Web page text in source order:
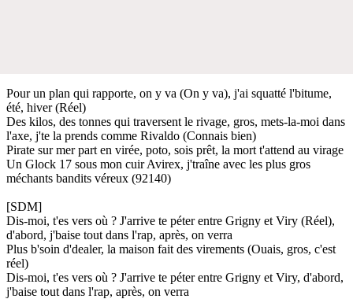
Pour un plan qui rapporte, on y va (On y va), j'ai squatté l'bitume,
été, hiver (Réel)
Des kilos, des tonnes qui traversent le rivage, gros, mets-la-moi dans
l'axe, j'te la prends comme Rivaldo (Connais bien)
Pirate sur mer part en virée, poto, sois prêt, la mort t'attend au virage
Un Glock 17 sous mon cuir Avirex, j'traîne avec les plus gros
méchants bandits véreux (92140)
[SDM]
Dis-moi, t'es vers où ? J'arrive te péter entre Grigny et Viry (Réel),
d'abord, j'baise tout dans l'rap, après, on verra
Plus b'soin d'dealer, la maison fait des virements (Ouais, gros, c'est
réel)
Dis-moi, t'es vers où ? J'arrive te péter entre Grigny et Viry, d'abord,
j'baise tout dans l'rap, après, on verra